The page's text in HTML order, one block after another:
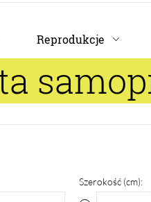
Reprodukcje
Szerokość (cm):